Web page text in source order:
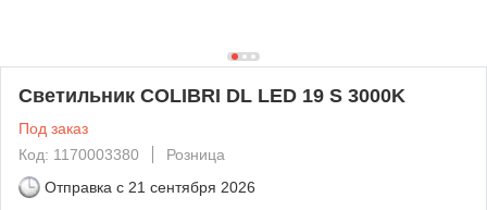
Светильник COLIBRI DL LED 19 S 3000K
Под заказ
Код: 1170003380
Розница
Отправка с 21 сентября 2026